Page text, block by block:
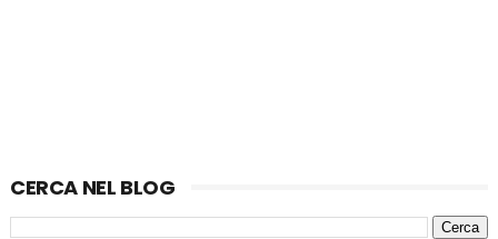
CERCA NEL BLOG